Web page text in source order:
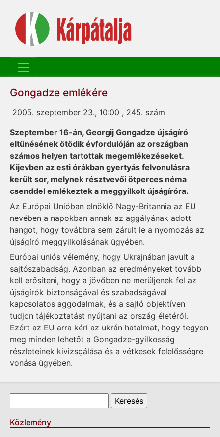
Gongadze emlékére
2005. szeptember 23., 10:00 , 245. szám
Szeptember 16-án, Georgij Gongadze újságíró
eltűnésének ötödik évfordulóján az országban
számos helyen tartottak megemlékezéseket.
Kijevben az esti órákban gyertyás felvonulásra
került sor, melynek résztvevői ötperces néma
csenddel emlékeztek a meggyilkolt újságíróra.
Az Európai Unióban elnöklő Nagy-Britannia az EU
nevében a napokban annak az aggályának adott
hangot, hogy továbbra sem zárult le a nyomozás az
újságíró meggyilkolásának ügyében.
Európai uniós vélemény, hogy Ukrajnában javult a
sajtószabadság. Azonban az eredményeket tovább
kell erősíteni, hogy a jövőben ne merüljenek fel az
újságírók biztonságával és szabadságával
kapcsolatos aggodalmak, és a sajtó objektíven
tudjon tájékoztatást nyújtani az ország életéről.
Ezért az EU arra kéri az ukrán hatalmat, hogy tegyen
meg minden lehetőt a Gongadze-gyilkosság
részleteinek kivizsgálása és a vétkesek felelősségre
vonása ügyében.
Keresés űrlap
Közlemény